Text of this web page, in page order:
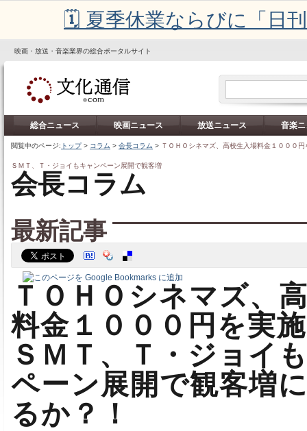
🗓️ 夏季休業ならびに「日
映画・放送・音楽業界の総合ポータルサイト
総合ニュース 映画ニュース 放送ニュース 音楽
閲覧中のページ: トップ> コラム > 会長コラム > ＴＯＨＯシネマズ、高校生入場料金１０００円
ＳＭＴ、Ｔ・ジョイもキャンペーン展開で観客増
会長コラム
最新記事
ＴＯＨＯシネマズ、
料金１０００円を実施
ＳＭＴ、Ｔ・ジョイ
ペーン展開で観客増
るか？！